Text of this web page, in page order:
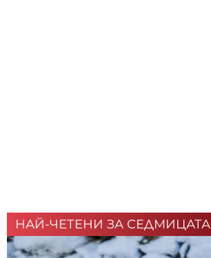
НАЙ-ЧЕТЕНИ ЗА СЕДМИЦАТА